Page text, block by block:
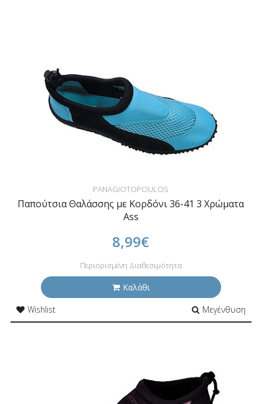
PANAGIOTOPOULOS
Παπούτσια Θαλάσσης με Κορδόνι 36-41 3 Χρώματα
Ass
8,99€
Περιορισμένη Διαθεσιμότητα
Καλάθι
Wishlist
Μεγένθυση